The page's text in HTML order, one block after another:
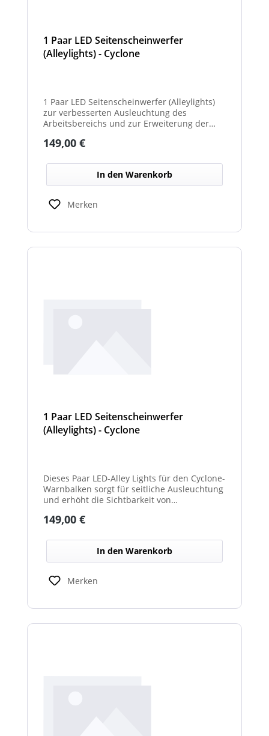
1 Paar LED Seitenscheinwerfer
(Alleylights) - Cyclone
1 Paar LED Seitenscheinwerfer (Alleylights)
zur verbesserten Ausleuchtung des
Arbeitsbereichs und zur Erweiterung der
Regulärer Preis:
149,00 €
In den Warenkorb
Merken
1 Paar LED Seitenscheinwerfer
(Alleylights) - Cyclone
Dieses Paar LED-Alley Lights für den Cyclone-
Warnbalken sorgt für seitliche Ausleuchtung
und erhöht die Sichtbarkeit von
Regulärer Preis:
149,00 €
In den Warenkorb
Merken